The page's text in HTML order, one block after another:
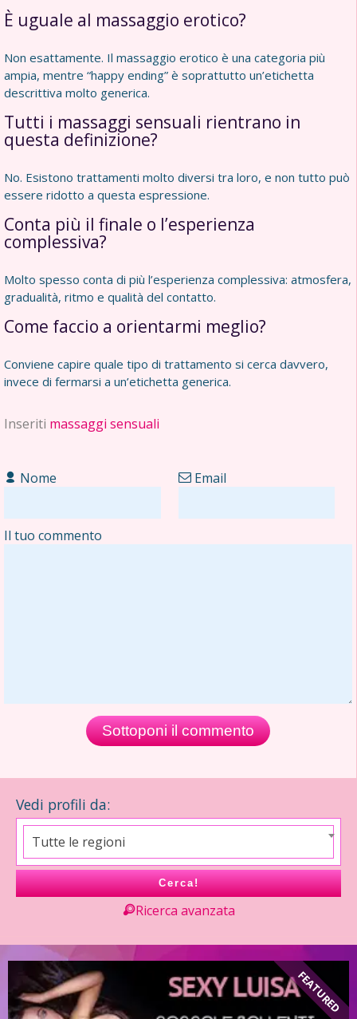
È uguale al massaggio erotico?
Non esattamente. Il massaggio erotico è una categoria più
ampia, mentre “happy ending” è soprattutto un’etichetta
descrittiva molto generica.
Tutti i massaggi sensuali rientrano in
questa definizione?
No. Esistono trattamenti molto diversi tra loro, e non tutto può
essere ridotto a questa espressione.
Conta più il finale o l’esperienza
complessiva?
Molto spesso conta di più l’esperienza complessiva: atmosfera,
gradualità, ritmo e qualità del contatto.
Come faccio a orientarmi meglio?
Conviene capire quale tipo di trattamento si cerca davvero,
invece di fermarsi a un’etichetta generica.
Inseriti massaggi sensuali
Nome Email
Il tuo commento
Vedi profili da:
Tutte le regioni
Cerca!
Ricerca avanzata
FEATURED